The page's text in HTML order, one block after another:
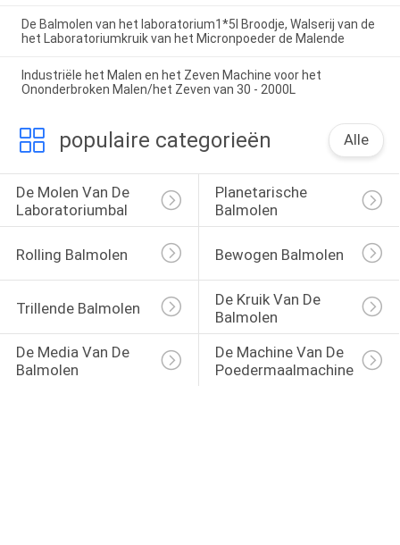
De Balmolen van het laboratorium1*5l Broodje, Walserij van de
het Laboratoriumkruik van het Micronpoeder de Malende
Industriële het Malen en het Zeven Machine voor het
Ononderbroken Malen/het Zeven van 30 - 2000L
populaire categorieën Alle
De Molen Van De
Laboratoriumbal
Planetarische
Balmolen
Rolling Balmolen Bewogen Balmolen
Trillende Balmolen
De Kruik Van De
Balmolen
De Media Van De
Balmolen
De Machine Van De
Poedermaalmachine